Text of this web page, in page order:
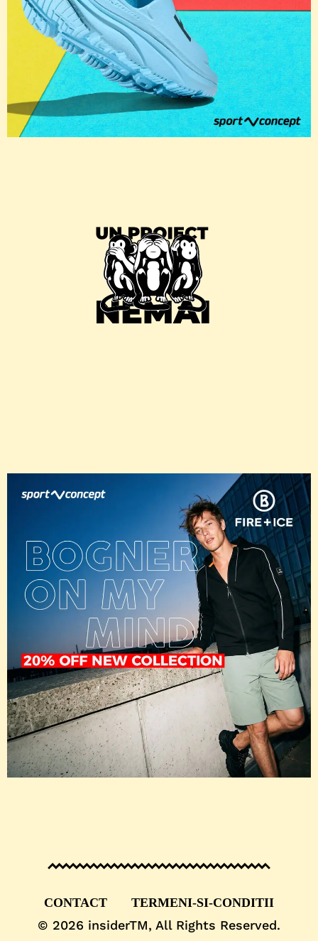
CONTACT TERMENI-SI-CONDITII
© 2026 insiderTM, All Rights Reserved.